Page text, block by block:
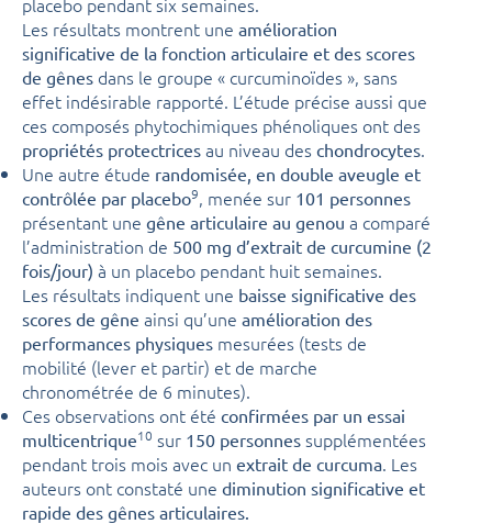
Les résultats montrent une amélioration
significative de la fonction articulaire et des scores
de gênes dans le groupe « curcuminoïdes », sans
effet indésirable rapporté. L’étude précise aussi que
ces composés phytochimiques phénoliques ont des
propriétés protectrices au niveau des chondrocytes.
Une autre étude randomisée, en double aveugle et
contrôlée par placebo9, menée sur 101 personnes
présentant une gêne articulaire au genou a comparé
l’administration de 500 mg d’extrait de curcumine (2
fois/jour) à un placebo pendant huit semaines.
Les résultats indiquent une baisse significative des
scores de gêne ainsi qu’une amélioration des
performances physiques mesurées (tests de
mobilité (lever et partir) et de marche
chronométrée de 6 minutes).
Ces observations ont été confirmées par un essai
multicentrique10 sur 150 personnes supplémentées
pendant trois mois avec un extrait de curcuma. Les
auteurs ont constaté une diminution significative et
rapide des gênes articulaires.